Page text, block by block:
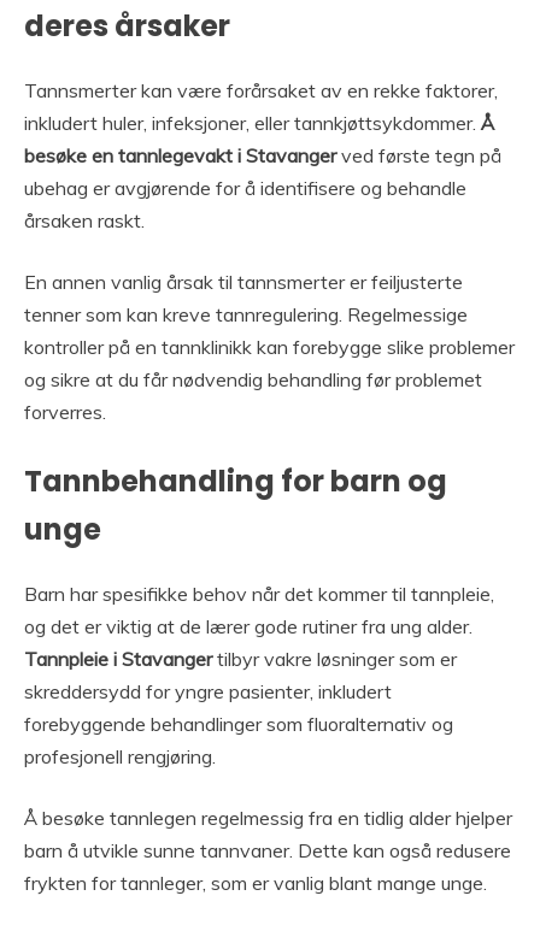
deres årsaker
Tannsmerter kan være forårsaket av en rekke faktorer,
inkludert huler, infeksjoner, eller tannkjøttsykdommer. Å
besøke en tannlegevakt i Stavangerved første tegn på
ubehag er avgjørende for å identifisere og behandle
årsaken raskt.
En annen vanlig årsak til tannsmerter er feiljusterte
tenner som kan kreve tannregulering. Regelmessige
kontroller på en tannklinikk kan forebygge slike problemer
og sikre at du får nødvendig behandling før problemet
forverres.
Tannbehandling for barn og
unge
Barn har spesifikke behov når det kommer til tannpleie,
og det er viktig at de lærer gode rutiner fra ung alder.
Tannpleie i Stavangertilbyr vakre løsninger som er
skreddersydd for yngre pasienter, inkludert
forebyggende behandlinger som fluoralternativ og
profesjonell rengjøring.
Å besøke tannlegen regelmessig fra en tidlig alder hjelper
barn å utvikle sunne tannvaner. Dette kan også redusere
frykten for tannleger, som er vanlig blant mange unge.